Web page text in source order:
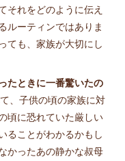
それをどのように伝え
ルーティンではありま
ても、家族が大切にし
たときに一番驚いたの
、子供の頃の家族に対
頃に恐れていた厳しい
ることがわかるかもし
かったあの静かな叔母